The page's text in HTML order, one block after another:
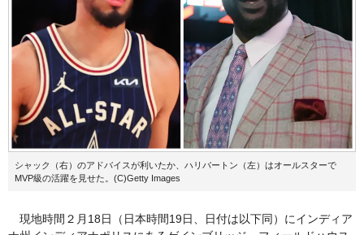
シャック（右）のアドバイスが利いたか、ハリバートン（左）はオールスターで
MVP級の活躍を見せた。(C)Getty Images
現地時間２月18日（日本時間19日、日付は以下同）にインディア